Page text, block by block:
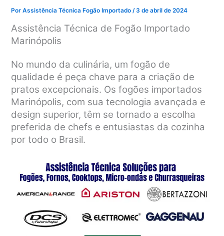
PorAssistência Técnica Fogão Importado/3 de abril de 2024
Assistência Técnica de Fogão Importado
Marinópolis
No mundo da culinária, um fogão de
qualidade é peça chave para a criação de
pratos excepcionais. Os fogões importados
Marinópolis, com sua tecnologia avançada e
design superior, têm se tornado a escolha
preferida de chefs e entusiastas da cozinha
por todo o Brasil.